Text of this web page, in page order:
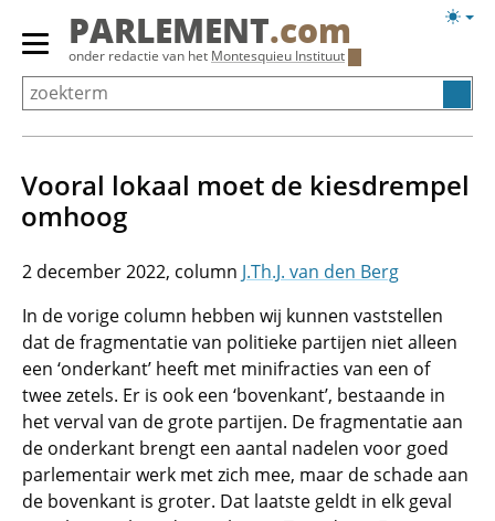
Overslaan
Primair
menu
tonen/verbergen
PARLEMENT.com
onder redactie van het Montesquieu Instituut
Vooral lokaal moet de kiesdrempel
omhoog
2 december 2022
J.Th.J. van den Berg
In de vorige column hebben wij kunnen vaststellen
dat de fragmentatie van politieke partijen niet alleen
een ‘onderkant’ heeft met minifracties van een of
twee zetels. Er is ook een ‘bovenkant’, bestaande in
het verval van de grote partijen. De fragmentatie aan
de onderkant brengt een aantal nadelen voor goed
parlementair werk met zich mee, maar de schade aan
de bovenkant is groter. Dat laatste geldt in elk geval